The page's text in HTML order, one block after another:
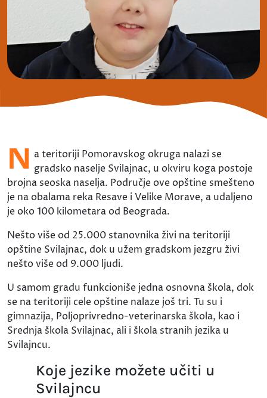
N a teritoriji Pomoravskog okruga nalazi se
gradsko naselje Svilajnac, u okviru koga postoje
brojna seoska naselja. Područje ove opštine smešteno
je na obalama reka Resave i Velike Morave, a udaljeno
je oko 100 kilometara od Beograda.
Nešto više od 25.000 stanovnika živi na teritoriji
opštine Svilajnac, dok u užem gradskom jezgru živi
nešto više od 9.000 ljudi.
U samom gradu funkcioniše jedna osnovna škola, dok
se na teritoriji cele opštine nalaze još tri. Tu su i
gimnazija, Poljoprivredno-veterinarska škola, kao i
Srednja škola Svilajnac, ali i škola stranih jezika u
Svilajncu.
Koje jezike možete učiti u
Svilajncu